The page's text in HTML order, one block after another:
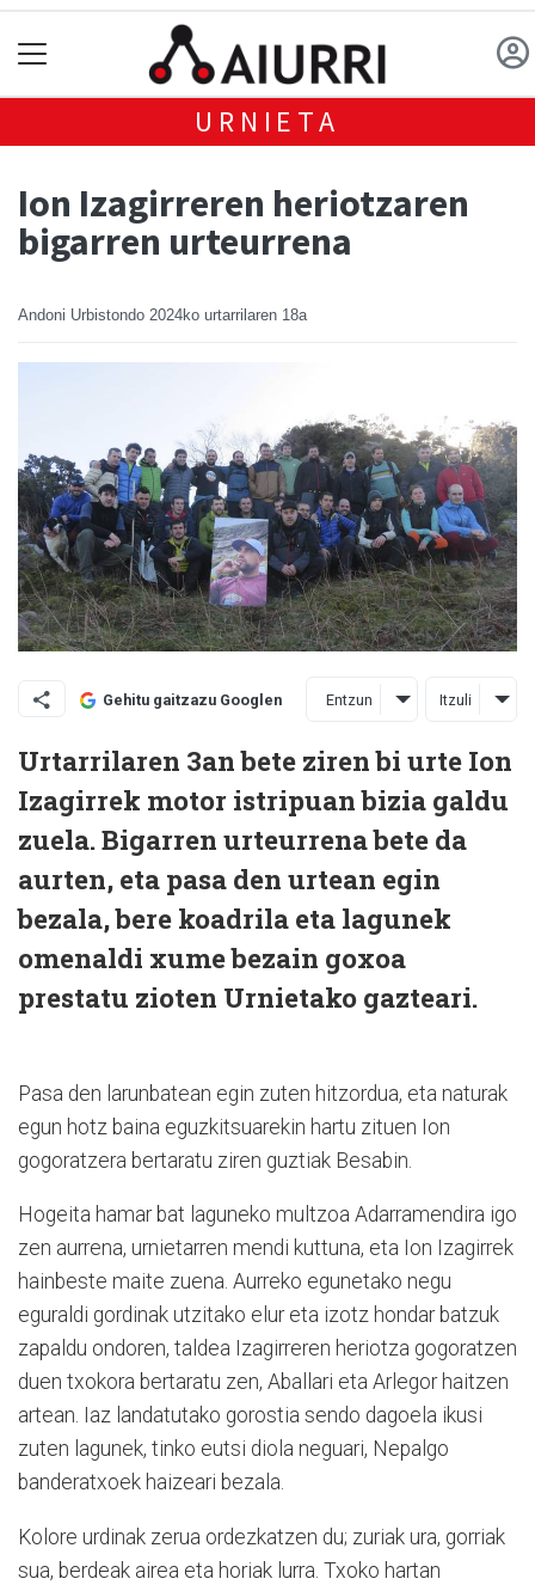
URNIETA
Ion Izagirreren heriotzaren
bigarren urteurrena
Andoni Urbistondo 2024ko urtarrilaren 18a
Gehitu gaitzazu Googlen Entzun Itzuli
Urtarrilaren 3an bete ziren bi urte Ion
Izagirrek motor istripuan bizia galdu
zuela. Bigarren urteurrena bete da
aurten, eta pasa den urtean egin
bezala, bere koadrila eta lagunek
omenaldi xume bezain goxoa
prestatu zioten Urnietako gazteari.
Pasa den larunbatean egin zuten hitzordua, eta naturak
egun hotz baina eguzkitsuarekin hartu zituen Ion
gogoratzera bertaratu ziren guztiak Besabin.
Hogeita hamar bat laguneko multzoa Adarramendira igo
zen aurrena, urnietarren mendi kuttuna, eta Ion Izagirrek
hainbeste maite zuena. Aurreko egunetako negu
eguraldi gordinak utzitako elur eta izotz hondar batzuk
zapaldu ondoren, taldea Izagirreren heriotza gogoratzen
duen txokora bertaratu zen, Aballari eta Arlegor haitzen
artean. Iaz landatutako gorostia sendo dagoela ikusi
zuten lagunek, tinko eutsi diola neguari, Nepalgo
banderatxoek haizeari bezala.
Kolore urdinak zerua ordezkatzen du; zuriak ura, gorriak
sua, berdeak airea eta horiak lurra. Txoko hartan